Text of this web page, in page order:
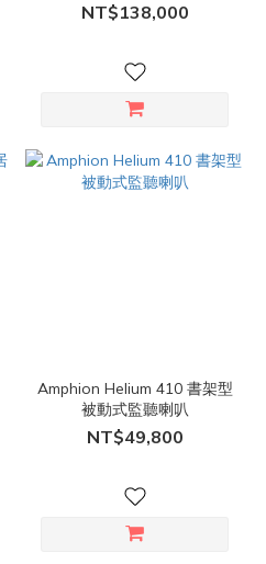
NT$138,000
Amphion Helium 410 書架型
被動式監聽喇叭
NT$49,800